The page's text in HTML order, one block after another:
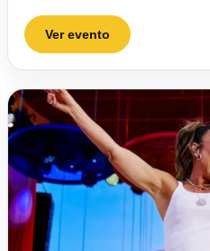
Ver evento